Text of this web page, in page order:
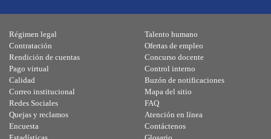
Régimen legal
Contratación
Rendición de cuentas
Pago virtual
Calidad
Talento humano
Ofertas de empleo
Concurso docente
Control interno
Buzón de notificaciones
Correo institucional
Redes Sociales
Quejas y reclamos
Encuesta
Mapa del sitio
FAQ
Atención en línea
Contáctenos